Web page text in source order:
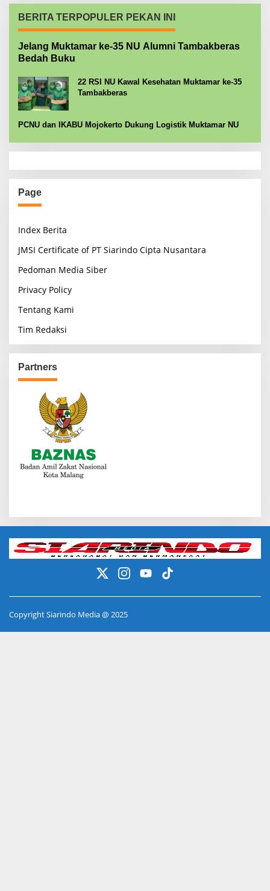
BERITA TERPOPULER PEKAN INI
Jelang Muktamar ke-35 NU Alumni Tambakberas
Bedah Buku
22 RSI NU Kawal Kesehatan Muktamar ke-35
Tambakberas
PCNU dan IKABU Mojokerto Dukung Logistik Muktamar NU
Page
Index Berita
JMSI Certificate of PT Siarindo Cipta Nusantara
Pedoman Media Siber
Privacy Policy
Tentang Kami
Tim Redaksi
Partners
Copyright Siarindo Media @ 2025